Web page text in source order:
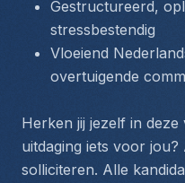
Gestructureerd,
stressbestendig
Vloeiend
overtuigende
Herken jij jezelf in
uitdaging iets voor
solliciteren. Alle